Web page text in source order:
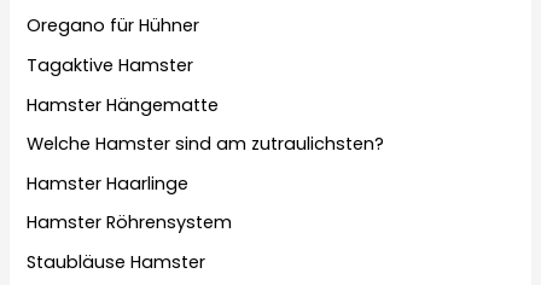
Oregano für Hühner
Tagaktive Hamster
Hamster Hängematte
Welche Hamster sind am zutraulichsten?
Hamster Haarlinge
Hamster Röhrensystem
Staubläuse Hamster